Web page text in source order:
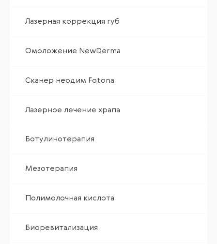
Лазерная коррекция губ
Омоложение NewDerma
Сканер неодим Fotona
Лазерное лечение храпа
Ботулинотерапия
Мезотерапия
Полимолочная кислота
Биоревитализация